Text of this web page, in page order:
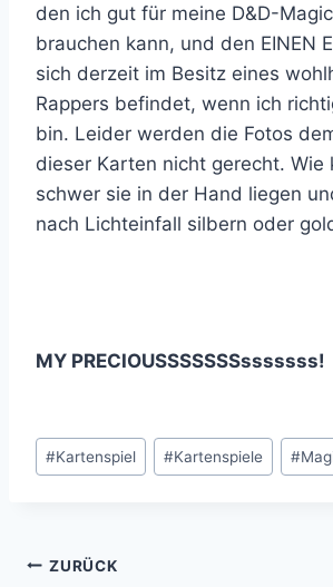
den ich gut für meine D&D-
brauchen kann, und den EINEN
sich derzeit im Besitz eines
Rappers befindet, wenn ich
bin. Leider werden die Fotos
dieser Karten nicht gerecht. Wie
schwer sie in der Hand liegen
nach Lichteinfall silbern oder
MY PRECIOUSSSSSSSsssssss!
Schlagworte:
#Kartenspiel #Kartenspiele #
Beitragsnavigation
ZURÜCK